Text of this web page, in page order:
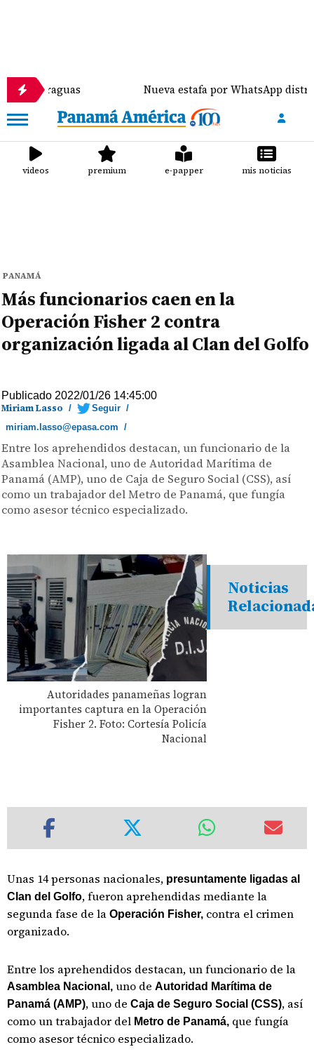
Nueva estafa por WhatsApp distribuye
videos premium e-papper mis noticias
PANAMÁ
Más funcionarios caen en la
Operación Fisher 2 contra
organización ligada al Clan del Golfo
Publicado 2022/01/26 14:45:00
Miriam Lasso / Seguir /
miriam.lasso@epasa.com /
Entre los aprehendidos destacan, un funcionario de la
Asamblea Nacional, uno de Autoridad Marítima de
Panamá (AMP), uno de Caja de Seguro Social (CSS), así
como un trabajador del Metro de Panamá, que fungía
como asesor técnico especializado.
Autoridades panameñas logran
importantes captura en la Operación
Fisher 2. Foto: Cortesía Policía
Nacional
Noticias
Unas 14 personas nacionales, presuntamente ligadas al
Clan del Golfo, fueron aprehendidas mediante la
segunda fase de la Operación Fisher, contra el crimen
organizado.
Entre los aprehendidos destacan, un funcionario de la
Asamblea Nacional, uno de Autoridad Marítima de
Panamá (AMP), uno de Caja de Seguro Social (CSS), así
como un trabajador del Metro de Panamá, que fungía
como asesor técnico especializado.